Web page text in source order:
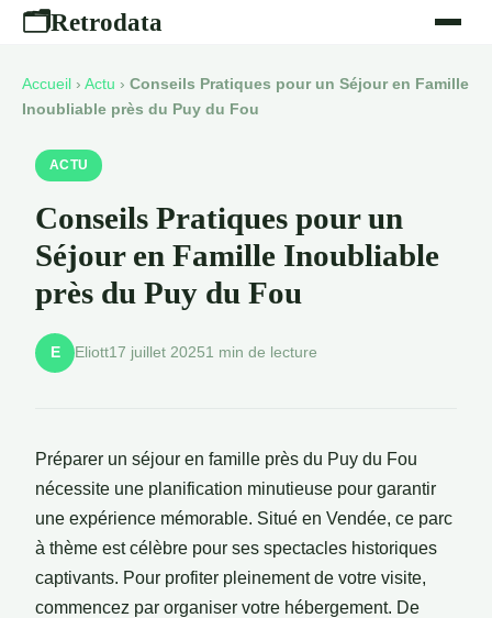
🗂Retrodata
Accueil › Actu › Conseils Pratiques pour un Séjour en Famille
Inoubliable près du Puy du Fou
ACTU
Conseils Pratiques pour un
Séjour en Famille Inoubliable
près du Puy du Fou
E Eliott17 juillet 20251 min de lecture
Préparer un séjour en famille près du Puy du Fou
nécessite une planification minutieuse pour garantir
une expérience mémorable. Situé en Vendée, ce parc
à thème est célèbre pour ses spectacles historiques
captivants. Pour profiter pleinement de votre visite,
commencez par organiser votre hébergement. De